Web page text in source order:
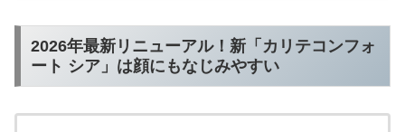
2026年最新リニューアル！新「カリテコンフォ
ート シア」は顔にもなじみやすい